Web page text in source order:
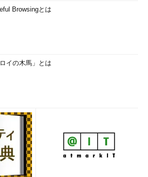
る相手が何人になろうと、Aさんが厳重
ないのはAさんの秘密鍵だけということに
方式は共通鍵暗号方式に比べて、オープ
インターネットというインフラに非常に
暗号化は、最初に述べたリスクのうち
よっては「なりすまし」を防ぐのに有効
式を使用して電子署名というものが実現
非常に特徴的で、しかも非常に有効な使
Browsingとは
ロイの木馬」とは